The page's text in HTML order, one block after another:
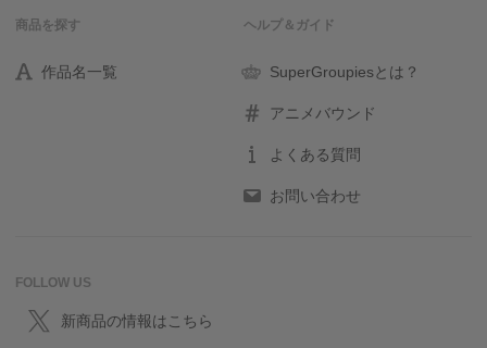
商品を探す
作品名一覧
ヘルプ＆ガイド
SuperGroupiesとは？
アニメバウンド
よくある質問
お問い合わせ
FOLLOW US
新商品の情報はこちら